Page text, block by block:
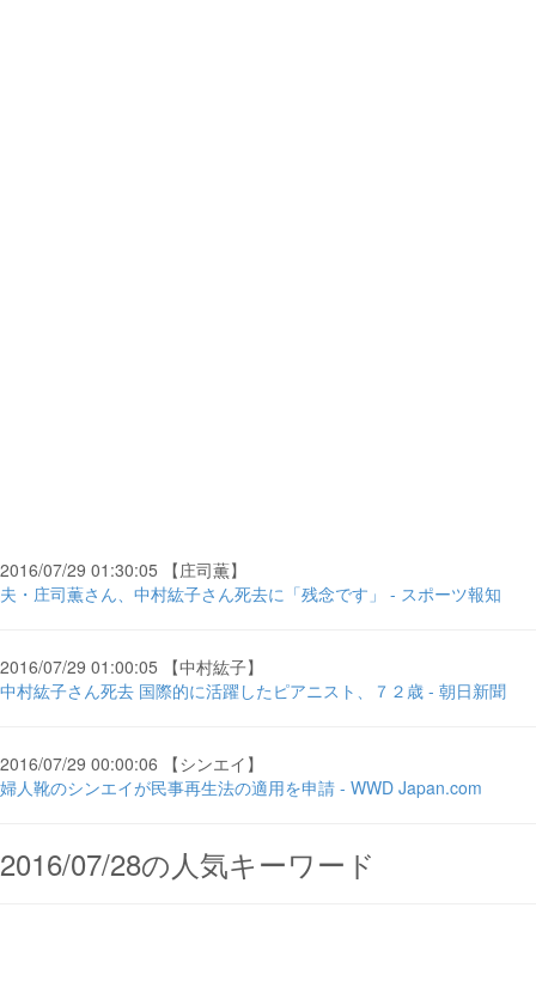
2016/07/29 01:30:05 【庄司薫】
夫・庄司薫さん、中村紘子さん死去に「残念です」 - スポーツ報知
2016/07/29 01:00:05 【中村紘子】
中村紘子さん死去 国際的に活躍したピアニスト、７２歳 - 朝日新聞
2016/07/29 00:00:06 【シンエイ】
婦人靴のシンエイが民事再生法の適用を申請 - WWD Japan.com
2016/07/28の人気キーワード